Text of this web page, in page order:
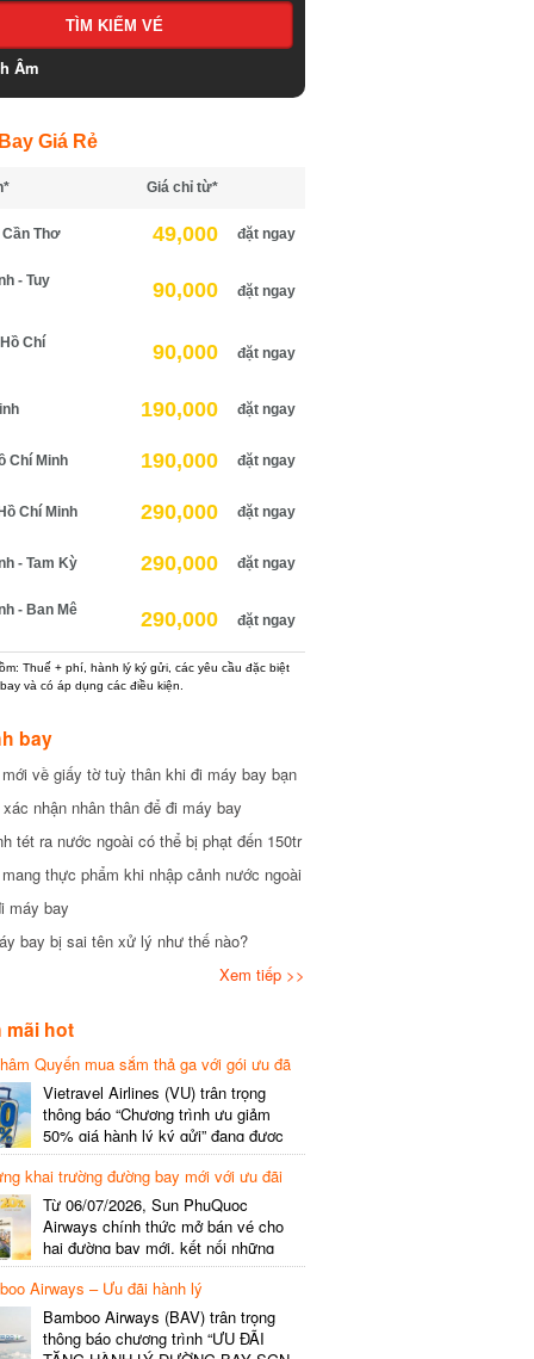
Âm
Giá Rẻ
Giá chỉ từ*
Thơ 49,000 đặt ngay
- Tuy
90,000 đặt ngay
Chí
90,000 đặt ngay
190,000 đặt ngay
Chí Minh 190,000 đặt ngay
Chí Minh 290,000 đặt ngay
- Tam Kỳ 290,000 đặt ngay
- Ban Mê
290,000 đặt ngay
Thuế + phí, hành lý ký gửi, các yêu cầu đặc biệt
và có áp dụng các điều kiện.
bay
về giấy tờ tuỳ thân khi đi máy bay bạn
nhận nhân thân để đi máy bay
tét ra nước ngoài có thể bị phạt đến 150tr
thực phẩm khi nhập cảnh nước ngoài
bay
bay bị sai tên xử lý như thế nào?
Xem tiếp >>
hot
Quyến mua sắm thả ga với gói ưu đã
gói cước
Vietravel Airlines (VU) trân trọng
thông báo “Chương trình ưu giảm
50% giá hành lý ký gửi” đang được
triển khai cho đường bay quốc tế mới
kết nối từ TP. Hồ Chí Minh
(SGN) đi Thâm Quyến – Trung Quốc
(SZX), chi tiết như sau: LỊCH BAY
CHI TIẾT Đường bay SHCB Giờ khởi
hành Giờ đến Tần suất…
khai trường đường bay mới với ưu đãi
Từ 06/07/2026, Sun PhuQuoc
Airways chính thức mở bán vé cho
hai đường bay mới, kết nối những
điểm đến giàu trải nghiệm, giúp hành
khách khám phá vẻ đẹp thiên nhiên
và văn hóa của miền Trung Việt Nam.
Thông tin đường bay mới Đường bay
Airways – Ưu đãi hành lý
Bamboo Airways (BAV) trân trọng
thông báo chương trình “ƯU ĐÃI